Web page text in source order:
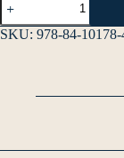
SKU: 978-84-